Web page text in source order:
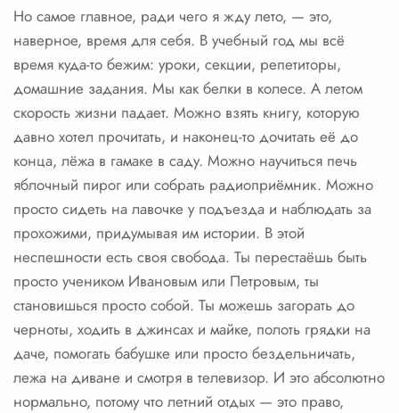
Но самое главное, ради чего я жду лето, — это,
наверное, время для себя. В учебный год мы всё
время куда-то бежим: уроки, секции, репетиторы,
домашние задания. Мы как белки в колесе. А летом
скорость жизни падает. Можно взять книгу, которую
давно хотел прочитать, и наконец-то дочитать её до
конца, лёжа в гамаке в саду. Можно научиться печь
яблочный пирог или собрать радиоприёмник. Можно
просто сидеть на лавочке у подъезда и наблюдать за
прохожими, придумывая им истории. В этой
неспешности есть своя свобода. Ты перестаёшь быть
просто учеником Ивановым или Петровым, ты
становишься просто собой. Ты можешь загорать до
черноты, ходить в джинсах и майке, полоть грядки на
даче, помогать бабушке или просто бездельничать,
лежа на диване и смотря в телевизор. И это абсолютно
нормально, потому что летний отдых — это право,